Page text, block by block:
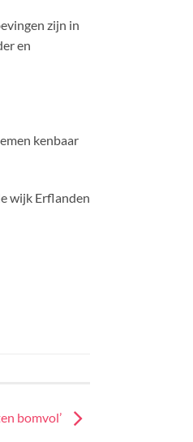
zijn in
en
kenbaar
wijk Erflanden
bomvol’